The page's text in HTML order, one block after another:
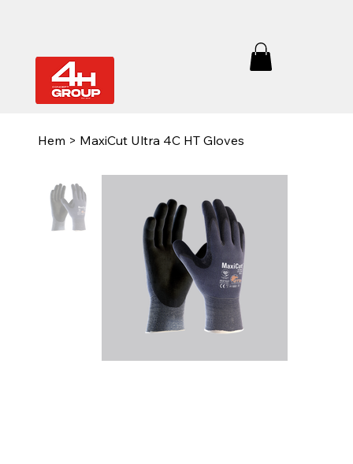
Hem > MaxiCut Ultra 4C HT Gloves